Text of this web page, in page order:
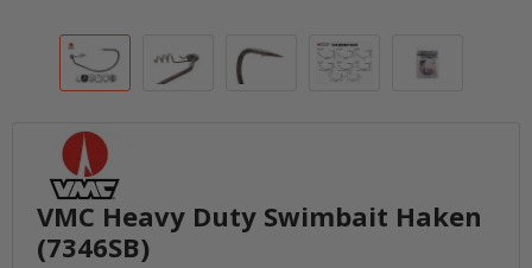
VMC Heavy Duty Swimbait Haken
(7346SB)